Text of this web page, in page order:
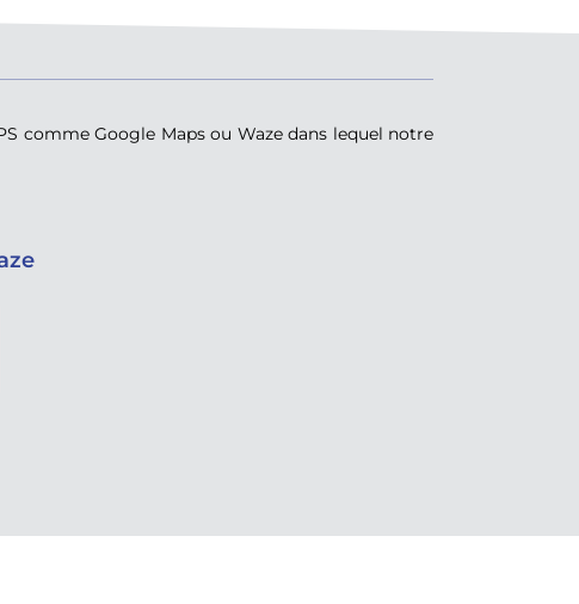
comme Google Maps ou Waze dans lequel notre